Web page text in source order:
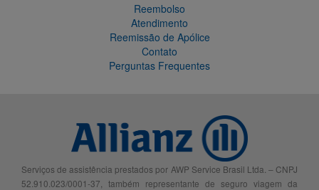
Reembolso
Atendimento
Reemissão de Apólice
Contato
Perguntas Frequentes
Serviços de assistência prestados por AWP Service Brasil Ltda. – CNPJ
52.910.023/0001-37, também representante de seguro viagem da